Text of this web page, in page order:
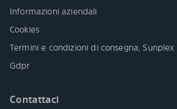
Informazioni aziendali
Cookies
Termini e condizioni di consegna, Sunplex
Gdpr
Contattaci